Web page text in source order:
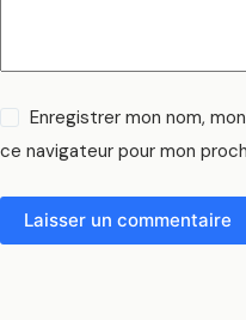
Enregistrer mon nom,
ce navigateur pour mon
Laisser un commentaire